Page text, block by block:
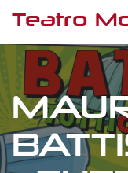
Salta
contenuto
principale
Teatro